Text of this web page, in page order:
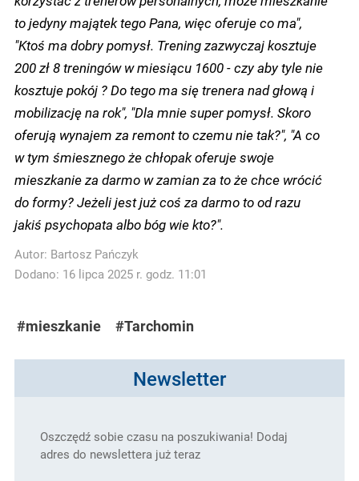
to jedyny majątek tego Pana, więc oferuje co ma",
"Ktoś ma dobry pomysł. Trening zazwyczaj kosztuje
200 zł 8 treningów w miesiącu 1600 - czy aby tyle nie
kosztuje pokój ? Do tego ma się trenera nad głową i
mobilizację na rok", "Dla mnie super pomysł. Skoro
oferują wynajem za remont to czemu nie tak?", "A co
w tym śmiesznego że chłopak oferuje swoje
mieszkanie za darmo w zamian za to że chce wrócić
do formy? Jeżeli jest już coś za darmo to od razu
jakiś psychopata albo bóg wie kto?".
Autor: Bartosz Pańczyk
Dodano: 16 lipca 2025 r. godz. 11:01
#mieszkanie #Tarchomin
Newsletter
Oszczędź sobie czasu na poszukiwania! Dodaj
adres do newslettera już teraz